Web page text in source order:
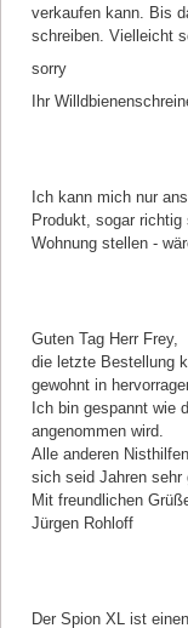
verkaufen kann. Bis
schreiben. Vielleicht
sorry
Ihr
Ich kann mich nur
Produkt, sogar
Wohnung stellen -
Guten Tag Herr Frey,
die letzte Bestellung
gewohnt in
Ich bin gespannt wie
angenommen wird.
Alle anderen
sich seid Jahren sehr
Mit freundlichen
Jürgen Rohloff
Der Spion XL ist